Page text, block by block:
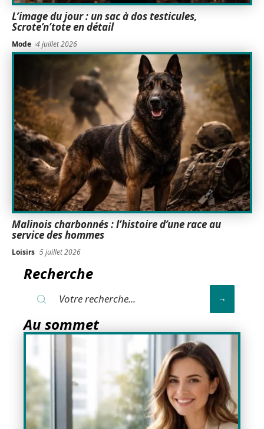
L’image du jour : un sac à dos testicules,
Scrote’n’tote en détail
Mode 4 juillet 2026
Malinois charbonnés : l’histoire d’une race au
service des hommes
Loisirs 5 juillet 2026
Recherche
Au sommet